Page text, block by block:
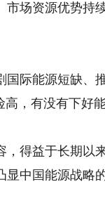
场资源优势持
际能源短缺、
，有没有下好
得益于长期以
中国能源战略